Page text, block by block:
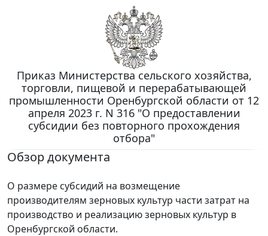
Приказ Министерства сельского хозяйства,
торговли, пищевой и перерабатывающей
промышленности Оренбургской области от 12
апреля 2023 г. N 316 "О предоставлении
субсидии без повторного прохождения
отбора"
Обзор документа
О размере субсидий на возмещение
производителям зерновых культур части затрат на
производство и реализацию зерновых культур в
Оренбургской области.